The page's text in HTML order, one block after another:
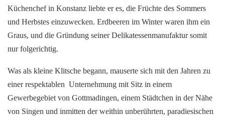
Küchenchef in Konstanz liebte er es, die Früchte des Sommers
und Herbstes einzuwecken. Erdbeeren im Winter waren ihm ein
Graus, und die Gründung seiner Delikatessenmanufaktur somit
nur folgerichtig.
Was als kleine Klitsche begann, mauserte sich mit den Jahren zu
einer respektablen Unternehmung mit Sitz in einem
Gewerbegebiet von Gottmadingen, einem Städtchen in der Nähe
von Singen und inmitten der weithin unberührten, paradiesischen